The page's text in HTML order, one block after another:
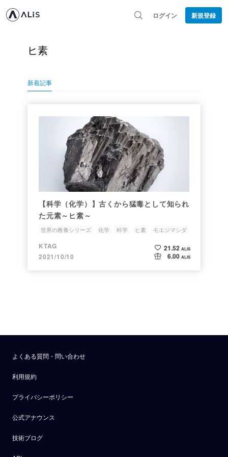
ログイン 新規登録
ヒ素
新着記事
【科学（化学）】古くから猛毒として知られ
た元素～ヒ素～
世界の教養シリーズ 化学 科学 ヒ素 モエジマシダ
KTAG
2021/10/10
21.52 ALIS
6.00 ALIS
よくある質問・問い合わせ
利用規約
プライバシーポリシー
公式アナウンス
技術ブログ